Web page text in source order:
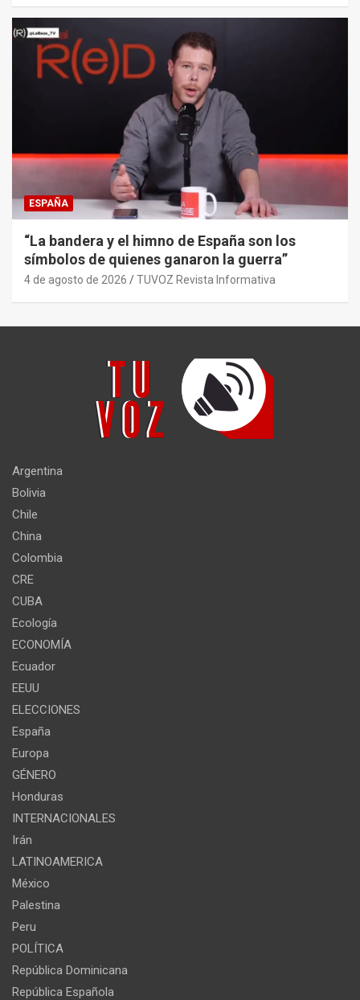
ESPAÑA
“La bandera y el himno de España son los
símbolos de quienes ganaron la guerra”
4 de agosto de 2026 TUVOZ Revista Informativa
Argentina
Bolivia
Chile
China
Colombia
CRE
CUBA
Ecología
ECONOMÍA
Ecuador
EEUU
ELECCIONES
España
Europa
GÉNERO
Honduras
INTERNACIONALES
Irán
LATINOAMERICA
México
Palestina
Peru
POLÍTICA
República Dominicana
República Española